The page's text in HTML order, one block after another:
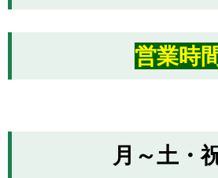
営業時
月～土・